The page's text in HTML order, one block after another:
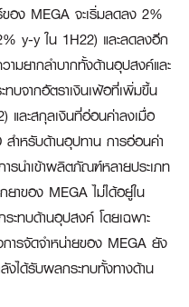
ของ MEGA จะเริ่มลดลง 2%
y-y ใน 1H22) และลดลงอีก
ยากลำบากทั้งด้านอุปสงค์และ
บจากอัตราเงินเฟ้อที่เพิ่มขึ้น
ละสกุลเงินที่อ่อนค่าลงเมื่อ
ำหรับด้านอุปทาน การอ่อนค่า
รนำเข้าผลิตภัณฑ์หลายประเภท
าของ MEGA ไม่ได้อยู่ใน
ทบด้านอุปสงค์ โดยเฉพาะ
ารจัดจำหน่ายของ MEGA ยัง
งได้รับผลกระทบทั้งทางด้าน